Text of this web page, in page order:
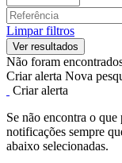
Limpar filtros
Não foram
Criar alerta Nova
Criar alerta
Se não encontra o
notificações sempre
abaixo selecionadas.